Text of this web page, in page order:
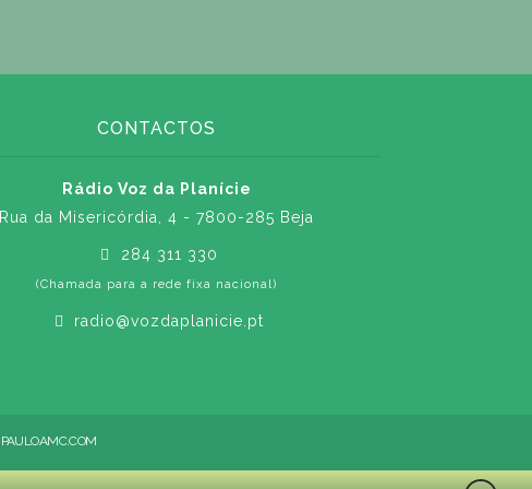
CONTACTOS
Rádio Voz da Planície
Rua da Misericórdia, 4 - 7800-285 Beja
284 311 330
(Chamada para a rede fixa nacional)
radio@vozdaplanicie.pt
PAULOAMC.COM